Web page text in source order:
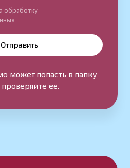
Отправить
обработку
может попасть в папку
проверяйте ее.